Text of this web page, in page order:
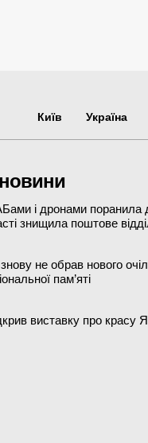
Київ Україна
і дронами поранила
знищила поштове
не обрав нового
пам’яті
виставку про красу